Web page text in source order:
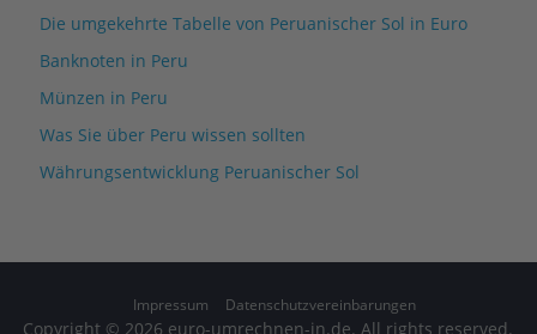
Die umgekehrte Tabelle von Peruanischer Sol in Euro
Banknoten in Peru
Münzen in Peru
Was Sie über Peru wissen sollten
Währungsentwicklung Peruanischer Sol
Impressum Datenschutzvereinbarungen
Copyright © 2026 euro-umrechnen-in.de. All rights reserved.